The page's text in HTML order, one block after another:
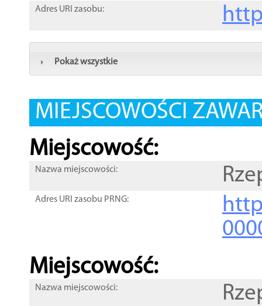
Adres URI zasobu:
Pokaż wszystkie
MIEJSCOWOŚCI
Miejscowość:
Nazwa miejscowości:
Adres URI zasobu PRNG:
Miejscowość:
Nazwa miejscowości: